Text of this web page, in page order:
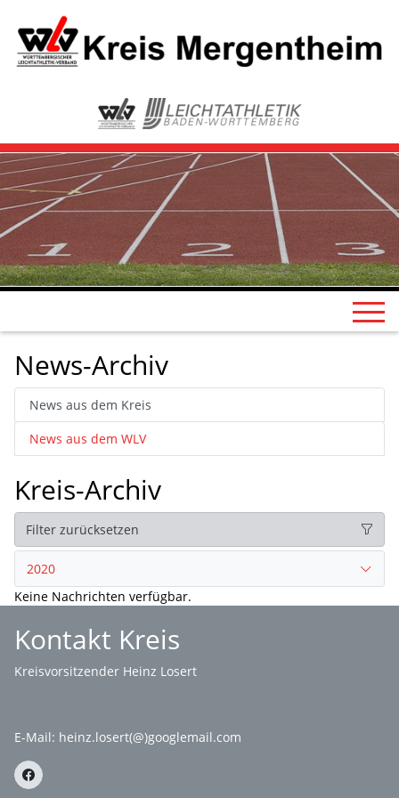
News-Archiv
News aus dem Kreis
News aus dem WLV
Kreis-Archiv
Filter zurücksetzen
2020
Keine Nachrichten verfügbar.
Kontakt Kreis
Kreisvorsitzender Heinz Losert
E-Mail: heinz.losert(@)googlemail.com